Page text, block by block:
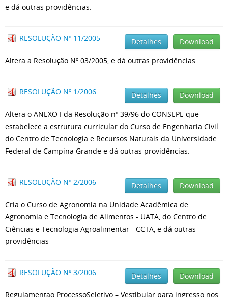
e dá outras providências.
RESOLUÇÃO Nº 11/2005 Download
Detalhes
Altera a Resolução Nº 03/2005, e dá outras providências
RESOLUÇÃO Nº 1/2006 Download
Detalhes
Altera o ANEXO I da Resolução nº 39/96 do CONSEPE que
estabelece a estrutura curricular do Curso de Engenharia Civil
do Centro de Tecnologia e Recursos Naturais da Universidade
Federal de Campina Grande e dá outras providências.
RESOLUÇÃO Nº 2/2006 Download
Detalhes
Cria o Curso de Agronomia na Unidade Acadêmica de
Agronomia e Tecnologia de Alimentos - UATA, do Centro de
Ciências e Tecnologia Agroalimentar - CCTA, e dá outras
providências
RESOLUÇÃO Nº 3/2006 Download
Detalhes
Regulamentao ProcessoSeletivo – Vestibular para ingresso nos